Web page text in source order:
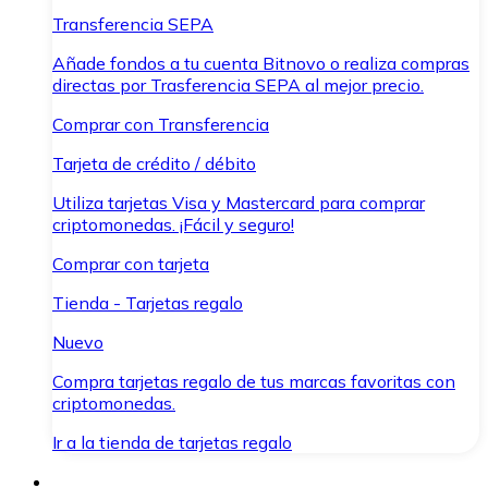
Transferencia SEPA
Añade fondos a tu cuenta Bitnovo o realiza compras
directas por Trasferencia SEPA al mejor precio.
Comprar con Transferencia
Tarjeta de crédito / débito
Utiliza tarjetas Visa y Mastercard para comprar
criptomonedas. ¡Fácil y seguro!
Comprar con tarjeta
Tienda - Tarjetas regalo
Nuevo
Compra tarjetas regalo de tus marcas favoritas con
criptomonedas.
Ir a la tienda de tarjetas regalo